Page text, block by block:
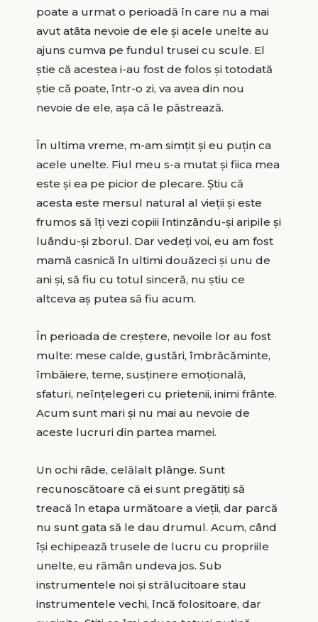
poate a urmat o perioadă în care nu a mai
avut atâta nevoie de ele și acele unelte au
ajuns cumva pe fundul trusei cu scule. El
știe că acestea i-au fost de folos și totodată
știe că poate, într-o zi, va avea din nou
nevoie de ele, așa că le păstrează.
În ultima vreme, m-am simțit și eu puțin ca
acele unelte. Fiul meu s-a mutat și fiica mea
este și ea pe picior de plecare. Știu că
acesta este mersul natural al vieții și este
frumos să îți vezi copiii întinzându-și aripile și
luându-și zborul. Dar vedeți voi, eu am fost
mamă casnică în ultimi douăzeci și unu de
ani și, să fiu cu totul sinceră, nu știu ce
altceva aș putea să fiu acum.
În perioada de creștere, nevoile lor au fost
multe: mese calde, gustări, îmbrăcăminte,
îmbăiere, teme, susținere emoțională,
sfaturi, neînțelegeri cu prietenii, inimi frânte.
Acum sunt mari și nu mai au nevoie de
aceste lucruri din partea mamei.
Un ochi râde, celălalt plânge. Sunt
recunoscătoare că ei sunt pregătiți să
treacă în etapa următoare a vieții, dar parcă
nu sunt gata să le dau drumul. Acum, când
își echipează trusele de lucru cu propriile
unelte, eu rămân undeva jos. Sub
instrumentele noi și strălucitoare stau
instrumentele vechi, încă folositoare, dar